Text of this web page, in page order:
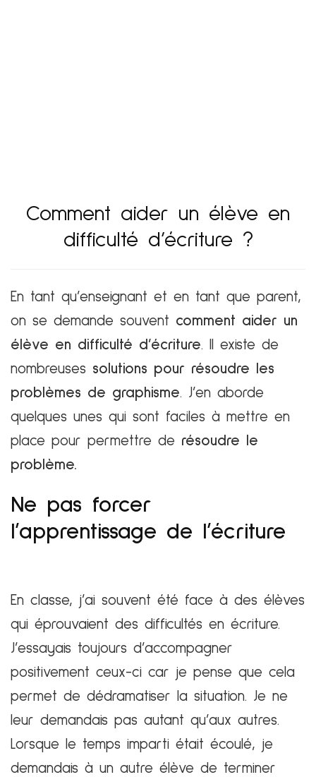
Comment aider un élève en
difficulté d’écriture ?
En tant qu’enseignant et en tant que parent,
on se demande souvent comment aider un
élève en difficulté d’écriture. Il existe de
nombreuses solutions pour résoudre les
problèmes de graphisme. J’en aborde
quelques unes qui sont faciles à mettre en
place pour permettre de résoudre le
problème.
Ne pas forcer
l’apprentissage de l’écriture
En classe, j’ai souvent été face à des élèves
qui éprouvaient des difficultés en écriture.
J’essayais toujours d’accompagner
positivement ceux-ci car je pense que cela
permet de dédramatiser la situation. Je ne
leur demandais pas autant qu’aux autres.
Lorsque le temps imparti était écoulé, je
demandais à un autre élève de terminer